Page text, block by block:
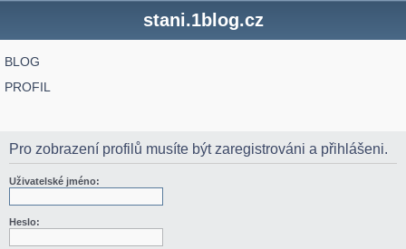
stani.1blog.cz
BLOG
PROFIL
Pro zobrazení profilů musíte být zaregistrováni a přihlášeni.
Uživatelské jméno:
Heslo: